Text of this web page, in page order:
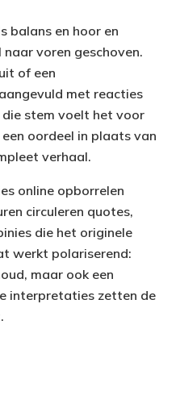
balans en hoor en
voren geschoven.
of een
met reacties
stem voelt het voor
oordeel in plaats van
verhaal.
online opborrelen
circuleren quotes,
die het originele
werkt polariserend:
maar ook een
interpretaties zetten de